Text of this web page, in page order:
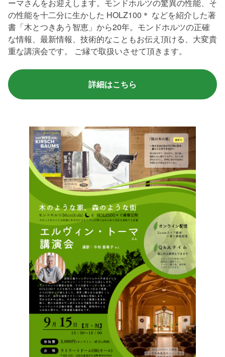
ーマさんをお迎えします。モンドホルツの驚異の性能、そ
の性能を十二分に生かした HOLZ100＊ などを紹介した著
書「木とつきあう智恵」から20年。モンドホルツの正確
な情報、最新情報、技術的なこともお伝え頂ける、大変貴
重な講演会です。 ご縁で取扱いさせて頂きます。
詳細はこちら